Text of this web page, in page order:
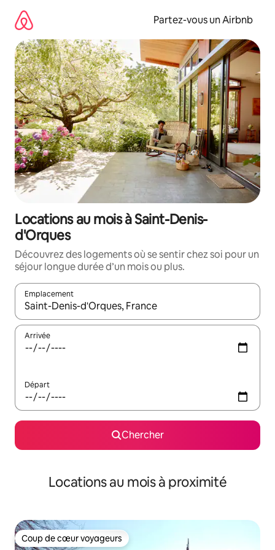
directement
contenu
Partez-vous un Airbnb
Locations au mois à Saint-Denis-
d'Orques
Découvrez des logements où se sentir chez soi pour un
séjour longue durée d’un mois ou plus.
Emplacement
Quand les résultats sont affichés, parcourez-les en utilisant
Arrivée
Départ
Chercher
Locations au mois à proximité
Coup de cœur voyageurs
Coup de cœur voyageurs